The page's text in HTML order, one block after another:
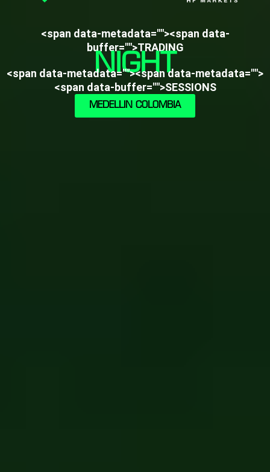
<span data-metadata=""><span data-
buffer="">TRADING
NIGHT
<span data-metadata=""><span data-metadata="">
<span data-buffer="">SESSIONS
MEDELLIN COLOMBIA